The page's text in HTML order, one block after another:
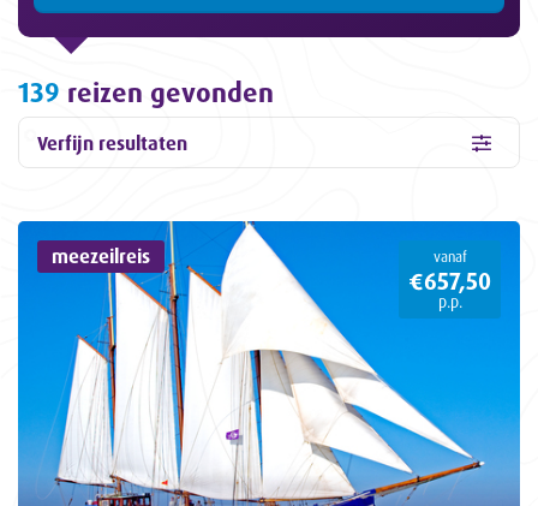
139 reizen gevonden
Verfijn resultaten
meezeilreis vanaf
€657,50
p.p.